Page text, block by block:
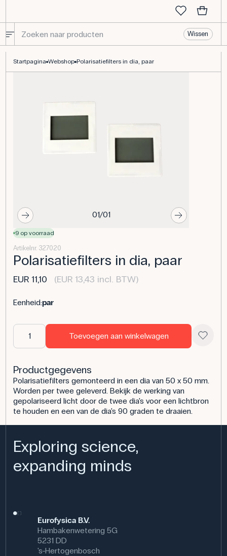
Wissen
Startpagina Webshop Polarisatiefilters in dia, paar
01/01
9 op voorraad
Artikelnr. 327020
Polarisatiefilters in dia, paar
EUR 11,10 (EUR 13,43 incl. BTW)
Eenheid:par
Toevoegen aan winkelwagen
Productgegevens
Polarisatiefilters gemonteerd in een dia van 50 x 50 mm.
Worden per twee geleverd. Bekijk de werking van
gepolariseerd licht door de twee dia's voor een lichtbron
te houden en een van de dia's 90 graden te draaien.
Exploring science,
expanding minds
Eurofysica B.V.
Hambakenwetering 5G
5231 DD
's-Hertogenbosch